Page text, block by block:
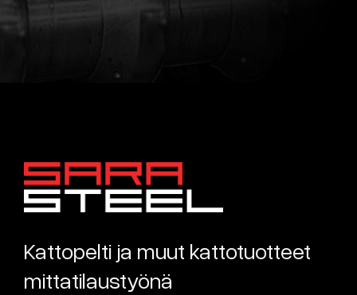
Kattopelti ja muut kattotuotteet
mittatilaustyönä